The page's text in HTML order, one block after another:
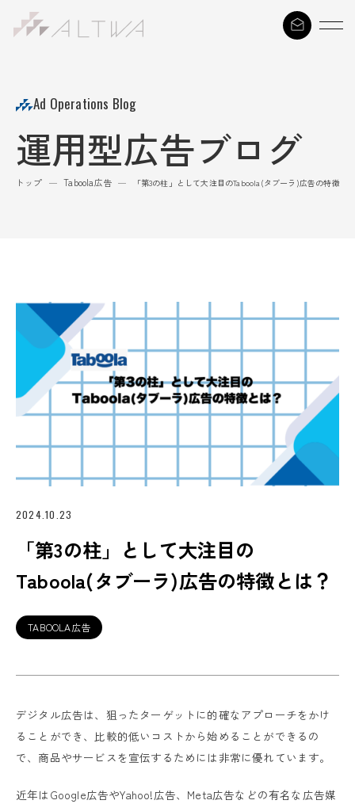
Ad Operations Blog
運用型広告ブログ
トップ — Taboola広告 — 「第3の柱」として大注目のTaboola(タブーラ)広告の特徴と
2024.10.23
「第3の柱」として大注目の
Taboola(タブーラ)広告の特徴とは？
TABOOLA広告
デジタル広告は、狙ったターゲットに的確なアプローチをかけ
ることができ、比較的低いコストから始めることができるの
で、商品やサービスを宣伝するためには非常に優れています。
近年はGoogle広告やYahoo!広告、Meta広告などの有名な広告媒